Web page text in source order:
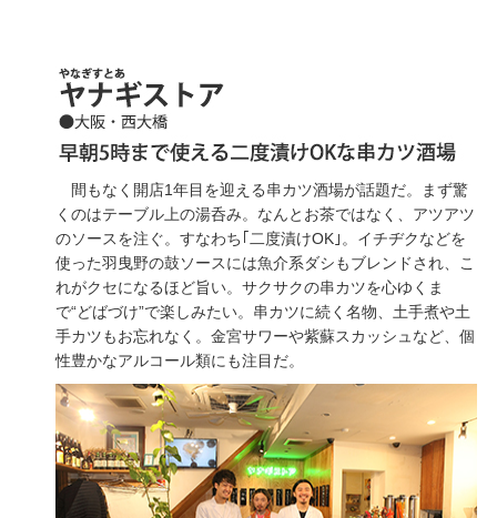
間もなく開店1年目を迎える串カツ酒場が話題だ。まず驚
くのはテーブル上の湯呑み。なんとお茶ではなく、アツアツ
のソースを注ぐ。すなわち｢二度漬けOK｣。イチヂクなどを
使った羽曳野の鼓ソースには魚介系ダシもブレンドされ、こ
れがクセになるほど旨い。サクサクの串カツを心ゆくま
で“どばづけ”で楽しみたい。串カツに続く名物、土手煮や土
手カツもお忘れなく。金宮サワーや紫蘇スカッシュなど、個
性豊かなアルコール類にも注目だ。